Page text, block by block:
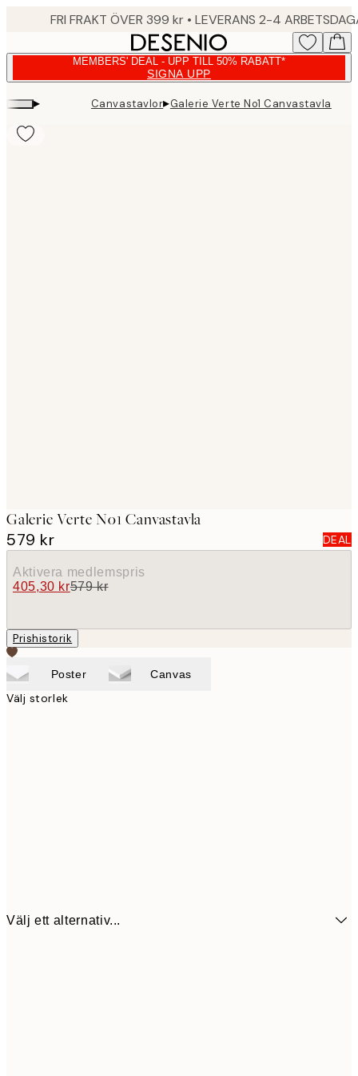
FRI FRAKT ÖVER 399 kr • LEVERANS 2-4
MEMBERS' DEAL - UPP TILL 50% RABATT*
SIGNA UPP
▸ Canvastavlor▸Galerie Verte No1 Canvastavla
Galerie Verte No1 Canvastavla
579 kr DEAL
Aktivera medlemspris
405,30 kr579 kr
Prishistorik
Poster Canvas
Välj storlek
Välj ett alternativ...